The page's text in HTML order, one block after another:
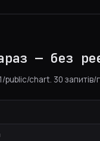
— без
chart. 30 запитів/